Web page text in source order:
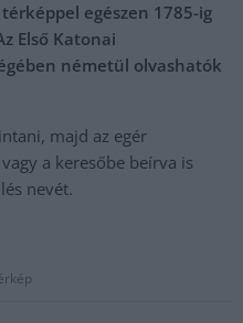
egészen 1785-ig
Első Katonai
németül olvashatók
majd az egér
a keresőbe beírva is
nevét.